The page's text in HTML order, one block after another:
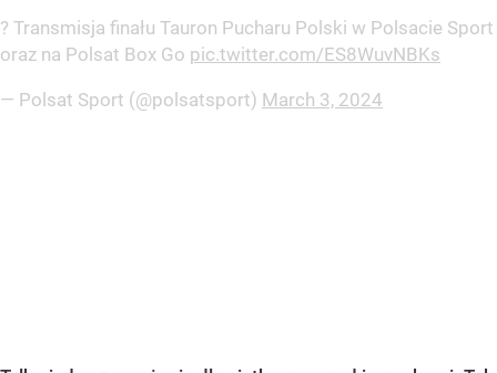
? Transmisja finału Tauron Pucharu Polski w Polsacie Sport
oraz na Polsat Box Go pic.twitter.com/ES8WuvNBKs
— Polsat Sport (@polsatsport) March 3, 2024